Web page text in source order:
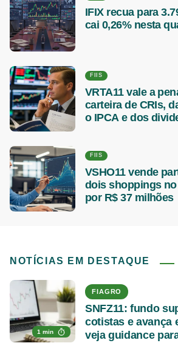
IFIX recua para
cai 0,26% nesta
FIIS
VRTA11 vale a
carteira de CRIs,
o IPCA e dos
FIIS
VSHO11 vende
dois shoppings
por R$ 37 milhões
NOTÍCIAS EM DESTAQUE
1 min
FIAGRO
SNFZ11: fundo
cotistas e avança
veja guidance